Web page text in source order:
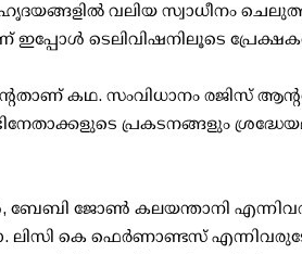
വലിയ സ്വാധീനം
ഇപ്പോൾ ടെലിവിഷനിലൂടെ
കഥ. സംവിധാനം രജിസ്
പ്രകടനങ്ങളും
ജോൺ കലയന്താനി
കെ ഫെർണാണ്ടസ്